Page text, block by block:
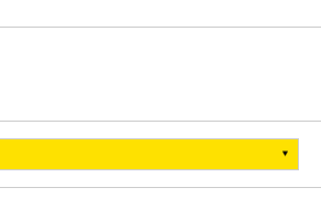
着丈 身幅 肩幅
袖丈
66.5 52 48
26